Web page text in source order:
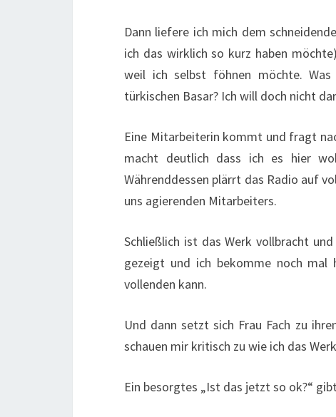
Dann liefere ich mich dem
ich das wirklich so kurz haben
weil ich selbst föhnen möchte.
türkischen Basar? Ich will doch nicht
Eine Mitarbeiterin kommt und fragt
macht deutlich dass ich es hier
Währenddessen plärrt das Radio auf
uns agierenden Mitarbeiters.
Schließlich ist das Werk vollbracht
gezeigt und ich bekomme noch mal
vollenden kann.
Und dann setzt sich Frau Fach zu
schauen mir kritisch zu wie ich das
Ein besorgtes „Ist das jetzt so ok?“